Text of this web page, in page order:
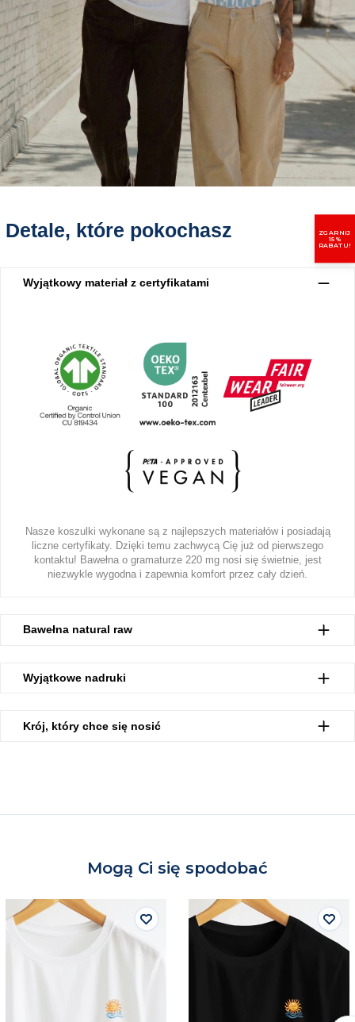
Detale, które pokochasz
Wyjątkowy materiał z certyfikatami
Nasze koszulki wykonane są z najlepszych materiałów i posiadają
liczne certyfikaty. Dzięki temu zachwycą Cię już od pierwszego
kontaktu! Bawełna o gramaturze 220 mg nosi się świetnie, jest
niezwykle wygodna i zapewnia komfort przez cały dzień.
Bawełna natural raw
Wyjątkowe nadruki
Krój, który chce się nosić
Mogą Ci się spodobać
ZGARNIJ
15%
RABATU!